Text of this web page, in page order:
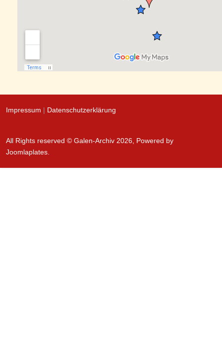
Impressum | Datenschutzerklärung
All Rights reserved © Galen-Archiv 2026, Powered by
Joomlaplates